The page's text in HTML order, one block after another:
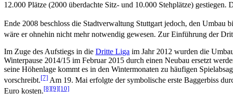
12.000 Plätze (2000 überdachte Sitz- und 10.000 Stehplätze)
Ende 2008 beschloss die Stadtverwaltung Stuttgart jedoch, den Umbau
wäre er ohnehin nicht mehr notwendig gewesen. Zur Einführung der
Im Zuge des Aufstiegs in die Dritte Liga im Jahr 2012 wurden die
Winterpause 2014/15 im Februar 2015 durch einen Neubau ersetzt
seine Höhenlage kommt es in den Wintermonaten zu häufigen
vorschreibt.[7] Am 19. Mai erfolgte der symbolische erste Baggerbiss
Euro kosten.[8][9][10]